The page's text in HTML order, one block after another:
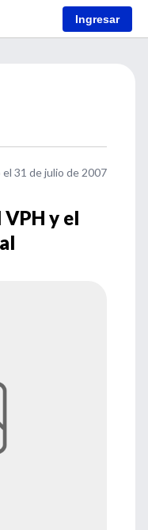
Ingresar
el 31 de julio de 2007
y el